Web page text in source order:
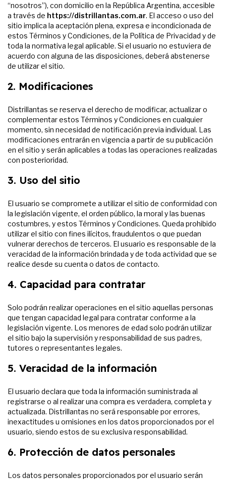
“nosotros”), con domicilio en la República Argentina, accesible
a través de https://distrillantas.com.ar. El acceso o uso del
sitio implica la aceptación plena, expresa e incondicionada de
estos Términos y Condiciones, de la Política de Privacidad y de
toda la normativa legal aplicable. Si el usuario no estuviera de
acuerdo con alguna de las disposiciones, deberá abstenerse
de utilizar el sitio.
2. Modificaciones
Distrillantas se reserva el derecho de modificar, actualizar o
complementar estos Términos y Condiciones en cualquier
momento, sin necesidad de notificación previa individual. Las
modificaciones entrarán en vigencia a partir de su publicación
en el sitio y serán aplicables a todas las operaciones realizadas
con posterioridad.
3. Uso del sitio
El usuario se compromete a utilizar el sitio de conformidad con
la legislación vigente, el orden público, la moral y las buenas
costumbres, y estos Términos y Condiciones. Queda prohibido
utilizar el sitio con fines ilícitos, fraudulentos o que puedan
vulnerar derechos de terceros. El usuario es responsable de la
veracidad de la información brindada y de toda actividad que se
realice desde su cuenta o datos de contacto.
4. Capacidad para contratar
Solo podrán realizar operaciones en el sitio aquellas personas
que tengan capacidad legal para contratar conforme a la
legislación vigente. Los menores de edad solo podrán utilizar
el sitio bajo la supervisión y responsabilidad de sus padres,
tutores o representantes legales.
5. Veracidad de la información
El usuario declara que toda la información suministrada al
registrarse o al realizar una compra es verdadera, completa y
actualizada. Distrillantas no será responsable por errores,
inexactitudes u omisiones en los datos proporcionados por el
usuario, siendo estos de su exclusiva responsabilidad.
6. Protección de datos personales
Los datos personales proporcionados por el usuario serán